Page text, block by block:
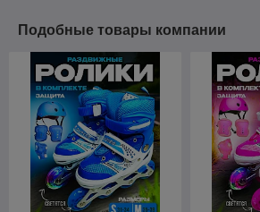
Подобные товары компании